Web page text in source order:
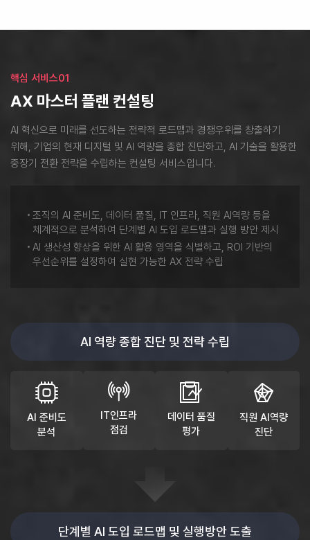
핵심 서비스01
AX 마스터 플랜 컨설팅
AI 혁신으로 미래를 선도하는 전략적 로드맵과 경쟁우위를 창출하기
위해, 기업의 현재 디지털 및 AI 역량을 종합 진단하고, AI 기술을 활용한
중장기 전환 전략을 수립하는 컨설팅 서비스입니다.
조직의 AI 준비도, 데이터 품질, IT 인프라, 직원 AI역량 등을
체계적으로 분석하여 단계별 AI 도입 로드맵과 실행 방안 제시
AI 생산성 향상을 위한 AI 활용 영역을 식별하고, ROI 기반의
우선순위를 설정하여 실현 가능한 AX 전략 수립
AI 역량 종합 진단 및 전략 수립
AI 준비도
분석
IT인프라
점검
데이터 품질
평가
직원 AI역량
진단
단계별 AI 도입 로드맵 및 실행방안 도출